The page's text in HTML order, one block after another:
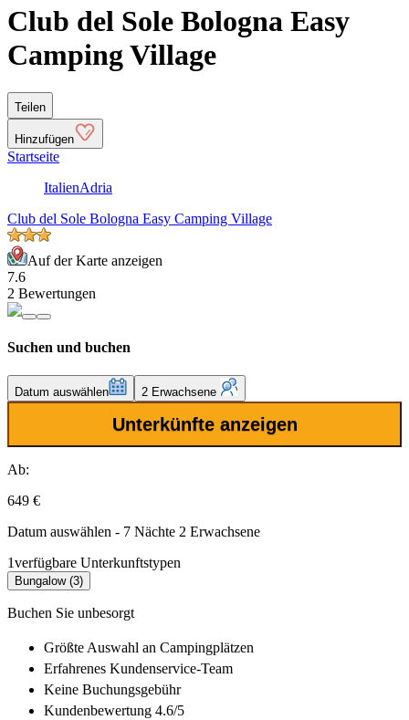
Club del Sole Bologna Easy
Camping Village
Teilen
Hinzufügen
Startseite
ItalienAdria
Club del Sole Bologna Easy Camping Village
Auf der Karte anzeigen
7.6
2 Bewertungen
Suchen und buchen
Datum auswählen 2 Erwachsene
Unterkünfte anzeigen
Ab:
649 €
Datum auswählen - 7 Nächte 2 Erwachsene
1verfügbare Unterkunftstypen
Bungalow (3)
Buchen Sie unbesorgt
Größte Auswahl an Campingplätzen
Erfahrenes Kundenservice-Team
Keine Buchungsgebühr
Kundenbewertung 4.6/5